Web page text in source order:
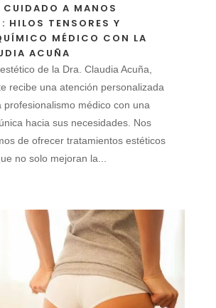
CUIDADO A MANOS
HILOS TENSORES Y
MÉDICO CON LA
ACUÑA
de la Dra. Claudia Acuña,
recibe una atención personalizada
profesionalismo médico con una
hacia sus necesidades. Nos
de ofrecer tratamientos estéticos
no solo mejoran la...